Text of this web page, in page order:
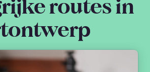
routes in